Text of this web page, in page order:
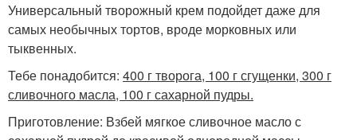
Универсальный творожный крем подойдет даже для
самых необычных тортов, вроде морковных или
тыквенных.
Тебе понадобится: 400 г творога, 100 г сгущенки, 300 г
сливочного масла, 100 г сахарной пудры.
Приготовление: Взбей мягкое сливочное масло с